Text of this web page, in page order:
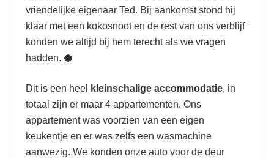
vriendelijke eigenaar Ted. Bij aankomst stond hij
klaar met een kokosnoot en de rest van ons verblijf
konden we altijd bij hem terecht als we vragen
hadden. 🥥
Dit is een heel kleinschalige accommodatie, in
totaal zijn er maar 4 appartementen. Ons
appartement was voorzien van een eigen
keukentje en er was zelfs een wasmachine
aanwezig. We konden onze auto voor de deur